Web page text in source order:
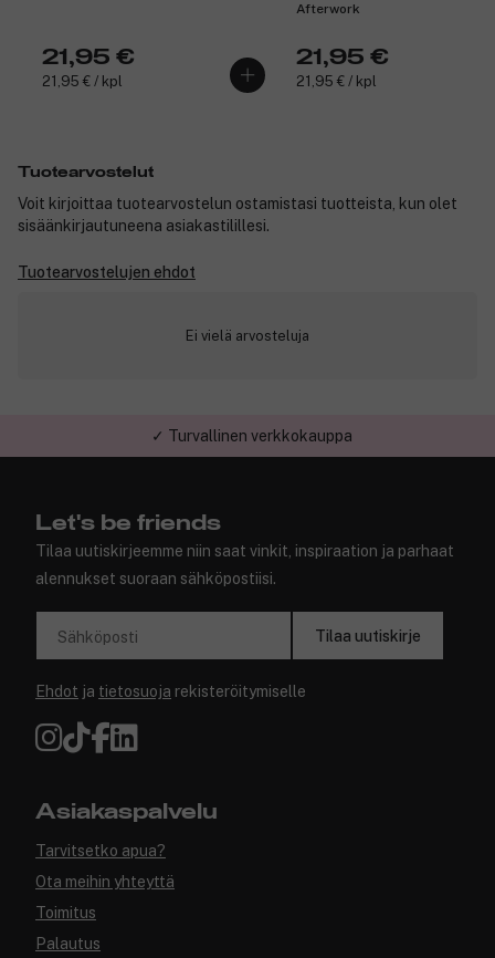
21,95 €
21,95 € / kpl
Afterwork
21,95 €
21,95 € / kpl
Tuotearvostelut
Voit kirjoittaa tuotearvostelun ostamistasi tuotteista, kun olet
sisäänkirjautuneena asiakastilillesi.
Tuotearvostelujen ehdot
Ei vielä arvosteluja
✓ Turvallinen verkkokauppa
Let's be friends
Tilaa uutiskirjeemme niin saat vinkit, inspiraation ja parhaat
alennukset suoraan sähköpostiisi.
Sähköposti Tilaa uutiskirje
Ehdot ja tietosuoja rekisteröitymiselle
Asiakaspalvelu
Tarvitsetko apua?
Ota meihin yhteyttä
Toimitus
Palautus